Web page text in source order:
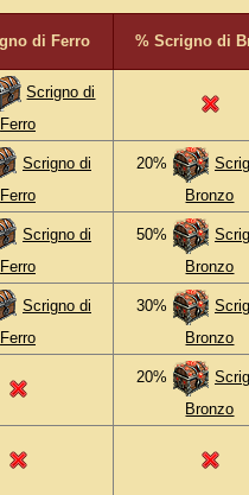
di Ferro % Scrigno di
Scrigno di
Ferro
Scrigno di
Ferro
20%
Bronzo
Scrigno di
Ferro
50%
Bronzo
Scrigno di
Ferro
30%
Bronzo
20%
Bronzo